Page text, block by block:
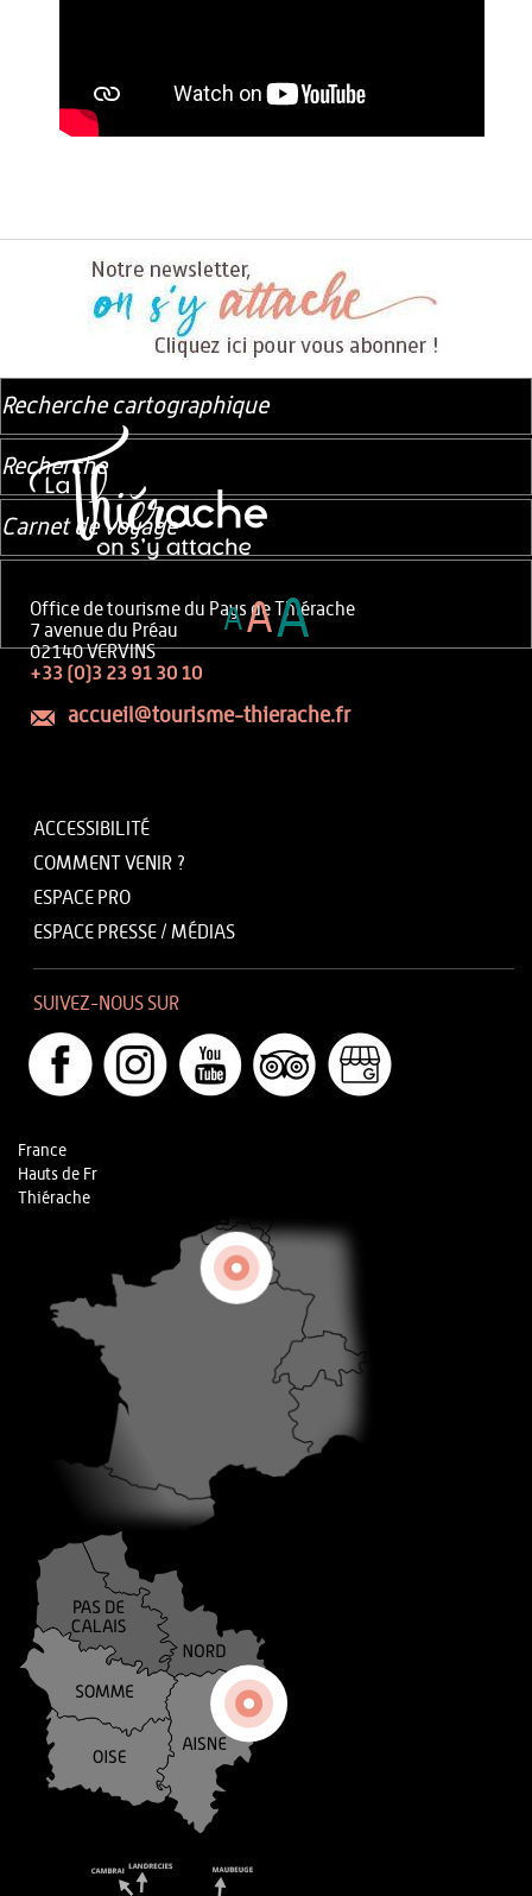
Office de tourisme du Pays de Thiérache
7 avenue du Préau
02140 VERVINS
+33 (0)3 23 91 30 10
accueil@tourisme-thierache.fr
ACCESSIBILITÉ
COMMENT VENIR ?
ESPACE PRO
ESPACE PRESSE / MÉDIAS
SUIVEZ-NOUS SUR
France
Hauts de Fr
Thiérache
Recherche cartographique
Recherche
Carnet de voyage
AAA